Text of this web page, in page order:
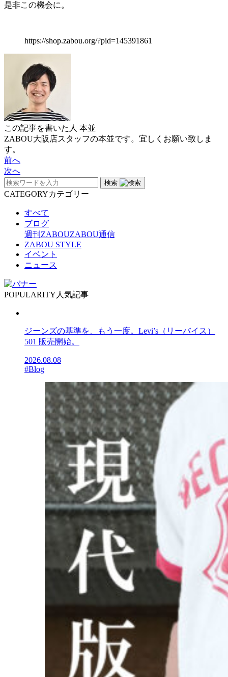
是非この機会に。
https://shop.zabou.org/?pid=145391861
この記事を書いた人 本並
ZABOU大阪店スタッフの本並です。宜しくお願い致しま
す。
前へ
次へ
検索
CATEGORYカテゴリー
すべて
ブログ
週刊ZABOUZABOU通信
ZABOU STYLE
イベント
ニュース
POPULARITY 人気記事
ジーンズの基準を、もう一度。Levi’s（リーバイス）
501 販売開始。
2026.08.08
#Blog